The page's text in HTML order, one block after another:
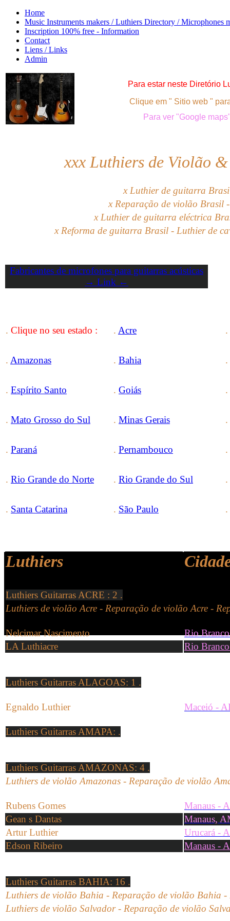
Home
Music Instruments makers / Luthiers Directory / Microphones
Inscription 100% free - Information
Contact
Liens / Links
Admin
Para estar neste Diretório
Clique em " Sitio web "
Para ver "Google
xxx Luthiers de Violão
x Luthier de guitarra
x Reparação de violão Brasil
x Luthier de guitarra eléctrica
x Reforma de guitarra Brasil - Luthier de
Fabricantes de microfones para guitarras acústicas
→ Link ←
. Clique no seu estado : . Acre .
. Amazonas . Bahia .
. Espírito Santo . Goiás .
. Mato Grosso do Sul . Minas Gerais .
. Paraná . Pernambouco .
. Rio Grande do Norte . Rio Grande do Sul .
. Santa Catarina . São Paulo .
Luthiers
Luthiers Guitarras ACRE : 2 .
Luthiers de violão Acre - Reparação de violão Acre -
Nelcimar Nascimento
Rio
LA Luthiacre
Rio
Luthiers Guitarras ALAGOAS: 1 .
Egnaldo Luthier Maceió -
Luthiers Guitarras AMAPA: .
Luthiers Guitarras AMAZONAS: 4 .
Luthiers de violão Amazonas - Reparação de violão
Rubens Gomes
Manaus -
Gean s Dantas
Manaus,
Artur Luthier
Urucará -
Edson Ribeiro
Manaus -
Luthiers Guitarras BAHIA: 16 .
Luthiers de violão Bahia - Reparação de violão Bahia -
Luthiers de violão Salvador - Reparação de violão